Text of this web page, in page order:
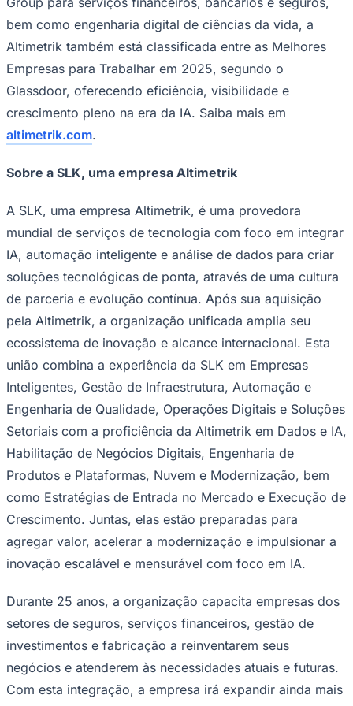
DomainForge.ai permitem que as organizações
construam e implementem soluções de IA a nível
empresarial.
Com mais de 6.000 profissionais ao redor do mundo e
um forte DNA de engenharia, ajudamos empresas dos
setores de serviços financeiros, fabricação, varejo e
a modernizar a tecnologia, lançar novos modelos de
inovação baseada em dados, operações digitais
inteligentes e automação.
Reconhecida na Constellation Research ShortList™ de
2025 para serviços globais de IA e nomeada como uma
das principais competidoras na PEAK Matrix®do Everest
Group para serviços financeiros, bancários e seguros,
bem como engenharia digital de ciências da vida, a
Altimetrik também está classificada entre as Melhores
Empresas para Trabalhar em 2025, segundo o
Glassdoor, oferecendo eficiência, visibilidade e
crescimento pleno na era da IA. Saiba mais em
altimetrik.com.
Sobre a SLK, uma empresa Altimetrik
A SLK, uma empresa Altimetrik, é uma provedora
mundial de serviços de tecnologia com foco em integrar
IA, automação inteligente e análise de dados para criar
soluções tecnológicas de ponta, através de uma cultura
de parceria e evolução contínua. Após sua aquisição
pela Altimetrik, a organização unificada amplia seu
ecossistema de inovação e alcance internacional. Esta